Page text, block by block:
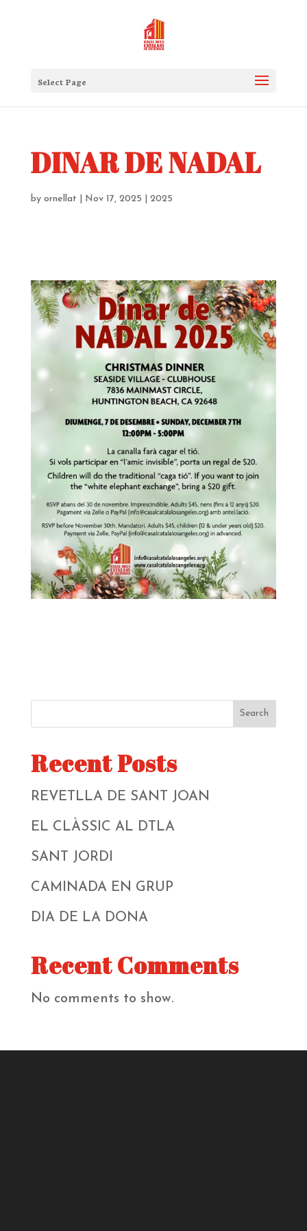
Select Page
DINAR DE NADAL
by ornellat Nov 17, 2025 2025
Search
Recent Posts
REVETLLA DE SANT JOAN
EL CLÀSSIC AL DTLA
SANT JORDI
CAMINADA EN GRUP
DIA DE LA DONA
Recent Comments
No comments to show.